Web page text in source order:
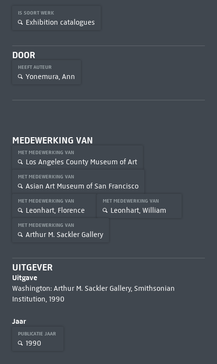
IS SOORT WERK
Exhibition catalogues
DOOR
HEEFT AUTEUR
Yonemura, Ann
MEDEWERKING VAN
MET MEDEWERKING VAN
Los Angeles County Museum of Art
MET MEDEWERKING VAN
Asian Art Museum of San Francisco
MET MEDEWERKING VAN
Leonhart, Florence
MET MEDEWERKING VAN
Leonhart, William
MET MEDEWERKING VAN
Arthur M. Sackler Gallery
UITGEVER
Uitgave
Washington: Arthur M. Sackler Gallery, Smithsonian
Institution, 1990
Jaar
PUBLICATIE JAAR
1990